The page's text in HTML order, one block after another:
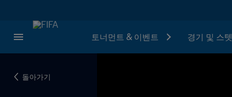
토너먼트 & 이벤트 경기 및 스텟
돌아가기